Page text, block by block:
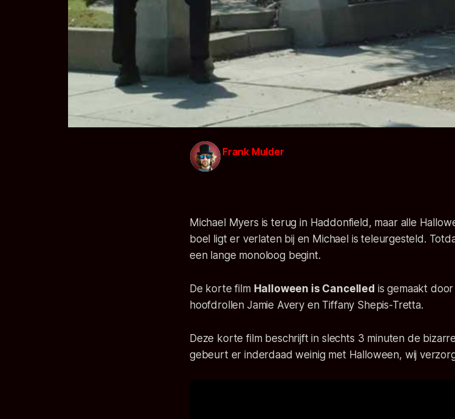
Frank Mulder
Michael Myers is terug in Haddonfield, maar alle
boel ligt er verlaten bij en Michael is teleurgesteld.
een lange monoloog begint.
De korte film Halloween is Cancelled is gemaakt
hoofdrollen Jamie Avery en Tiffany Shepis-Tretta.
Deze korte film beschrijft in slechts 3 minuten de
gebeurt er inderdaad weinig met Halloween, wij